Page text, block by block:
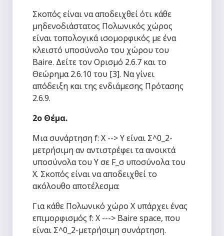
Σκοπός είναι να αποδειχθεί ότι κάθε
μηδενοδιάστατος Πολωνικός χώρος
είναι τοπολογικά ισομορφικός με ένα
κλειστό υποσύνολο του χώρου του
Baire. Δείτε τον Ορισμό 2.6.7 και το
Θεώρημα 2.6.10 του [3]. Να γίνει
απόδειξη και της ενδιάμεσης Πρότασης
2.6.9.
2ο Θέμα.
Μια συνάρτηση f: X --> Y είναι Σ^0_2-
μετρήσιμη αν αντιστρέφει τα ανοικτά
υποσύνολα του Υ σε F_σ υποσύνολα του
X. Σκοπός είναι να αποδειχθεί το
ακόλουθο αποτέλεσμα:
Για κάθε Πολωνικό χώρο X υπάρχει ένας
επιμορφισμός f: X ---> Baire space, που
είναι Σ^0_2-μετρήσιμη συνάρτηση.